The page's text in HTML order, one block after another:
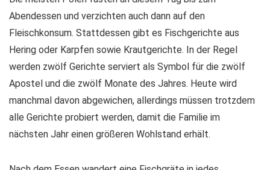
Abendessen und verzichten auch dann auf den
Fleischkonsum. Stattdessen gibt es Fischgerichte aus
Hering oder Karpfen sowie Krautgerichte. In der Regel
werden zwölf Gerichte serviert als Symbol für die zwölf
Apostel und die zwölf Monate des Jahres. Heute wird
manchmal davon abgewichen, allerdings müssen trotzdem
alle Gerichte probiert werden, damit die Familie im
nächsten Jahr einen größeren Wohlstand erhält.